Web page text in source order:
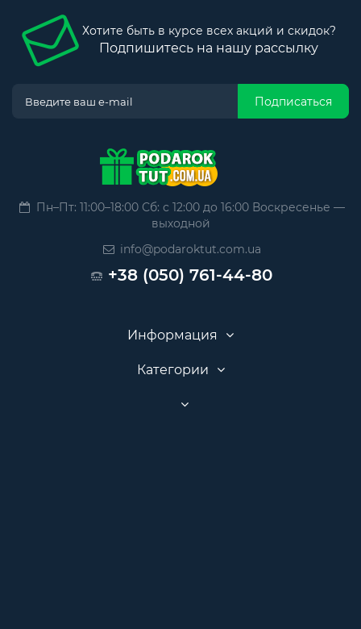
Хотите быть в курсе всех акций и скидок?
Подпишитесь на нашу рассылку
Подписаться
Пн–Пт: 11:00–18:00 Сб: с 12:00 до 16:00 Воскресенье —
выходной
info@podaroktut.com.ua
+38 (050) 761-44-80
Информация
Категории